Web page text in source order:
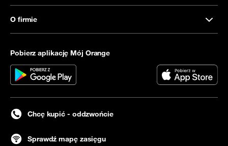
O firmie
Pobierz aplikację Mój Orange
Chcę kupić - oddzwońcie
Sprawdź mapę zasięgu